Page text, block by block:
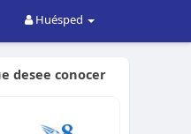
Huésped
desee conocer